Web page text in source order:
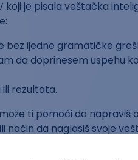
koji je pisala veštačka
bez ijedne gramatičke
da doprinesem uspehu
rezultata.
ti pomoći da napraviš
da naglasiš svoje
sebi.